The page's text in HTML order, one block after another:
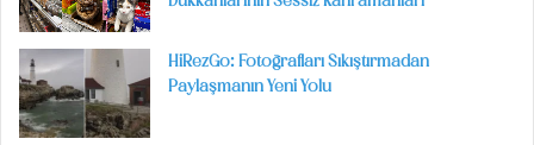
HiRezGo: Fotoğrafları Sıkıştırmadan
Paylaşmanın Yeni Yolu